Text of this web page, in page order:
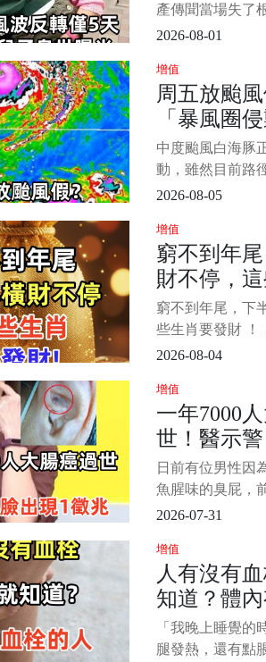
產傳聞當場失了
柏芝小兒子的身
路上突然冒出一
內容”，其中最扎
分資產留給了兩
分由謝霆鋒和
2026-08-01
增值
周五放颱
「暴風圈
爐 北北基
中度颱風白海豚
動，雖然目前路
定性，但北轉的
區將面臨最直接
心的週五（7日）
署已發布最新暴
考。 圖片來源：
據
2026-08-05
增值
窮不到年
財不停，
財 ！！
窮不到年尾，下
些生肖要發財 ！
友從此擺脫緊巴
實力終於派上用
就中大財，旁人
手就撿到金山！
四面八方湧來，
紅，意外驚
2026-08-04
增值
一年7000
世！醫示
出現1徵兆
日前有位男性因
魚腥味的臭屁，
發現已經罹患大
化，應盡快前往
查。 1/6 中醫師
2.0》節目中表示
域能夠掌握健康
的大腸反射區都
2026-07-31
增值
人有沒有
知道？體
人，睡覺
「我晚上睡覺的
腿發熱，還有點